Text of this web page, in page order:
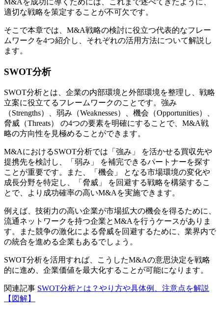
M&Aを成功に導くためには、これまで述べてきたように、
適切な戦略を策定することが不可欠です。
そこで本章では、M&A戦略の検討に役立つ代表的なフレー
ムワークを4つ紹介し、それぞれの活用方法について解説し
ます。
SWOT分析
SWOT分析とは、企業の内部環境と外部環境を整理し、戦略
立案に役立てるフレームワークのことです。強み
（Strengths）、弱み（Weaknesses）、機会（Opportunities）、
脅威（Threats） の4つの要素を明確にすることで、M&A戦
略の方向性を見極めることができます。
M&AにおけるSWOT分析では「強み」 を活かせる買収先や
提携先を検討し、「弱み」 を補完できるパートナーを探す
ことが重要です。また、「機会」 となる市場環境の変化や
成長分野を特定し、「脅威」 を回避する戦略を構築するこ
とで、より成功確率の高いM&Aを実施できます。
例えば、技術力の高い企業が市場拡大の機会を得るために、
流通ネットワークを持つ企業とM&Aを行うケースがありま
す。また競争の激化による脅威を回避するために、業界内で
の統合を進める企業もあるでしょう。
SWOT分析を活用すれば、こうしたM&Aの意思決定を戦略
的に進め、企業価値を最大化することが可能になります。
関連記事 SWOT分析とは？やり方や具体例、注意点を解説
【図解】